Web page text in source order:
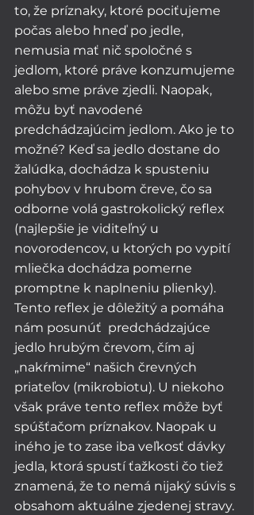
to, že príznaky, ktoré pociťujeme
počas alebo hneď po jedle,
nemusia mať nič spoločné s
jedlom, ktoré práve konzumujeme
alebo sme práve zjedli. Naopak,
môžu byť navodené
predchádzajúcim jedlom. Ako je to
možné? Keď sa jedlo dostane do
žalúdka, dochádza k spusteniu
pohybov v hrubom čreve, čo sa
odborne volá gastrokolický reflex
(najlepšie je viditeľný u
novorodencov, u ktorých po vypití
mliečka dochádza pomerne
promptne k naplneniu plienky).
Tento reflex je dôležitý a pomáha
nám posunúť  predchádzajúce
jedlo hrubým črevom, čím aj
„nakŕmime“ našich črevných
priateľov (mikrobiotu). U niekoho
však práve tento reflex môže byť
spúšťačom príznakov. Naopak u
iného je to zase iba veľkosť dávky
jedla, ktorá spustí ťažkosti čo tiež
znamená, že to nemá nijaký súvis s
obsahom aktuálne zjedenej stravy.